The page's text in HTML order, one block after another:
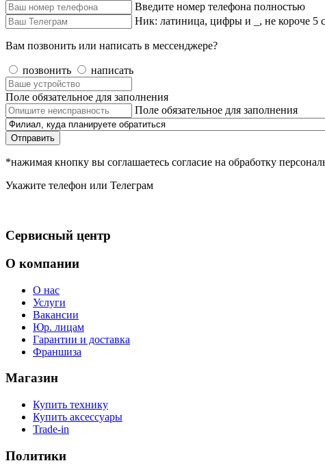
Введите номер телефона полностью
Ник: латиница, цифры и _, не короче 5
Вам позвонить или написать в мессенджере?
позвонить написать
Поле обязательное для заполнения
Поле обязательное для заполнения
Отправить
*нажимая кнопку вы соглашаетесь согласие на обработку
Укажите телефон или Телеграм
Сервисный центр
О компании
О нас
Услуги
Вакансии
Юр. лицам
Гарантии и доставка
Франшиза
Магазин
Купить технику
Купить аксессуары
Trade-in
Политики